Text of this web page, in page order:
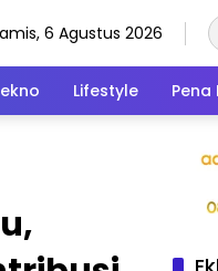
6 Agustus 2026
Lifestyle Pena